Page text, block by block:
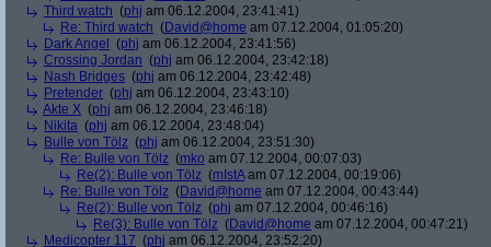
Third watch (phj am 06.12.2004, 23:41:41)
Re: Third watch (David@home am 07.12.2004, 01:05:20)
Dark Angel
(phj am 06.12.2004, 23:41:56)
Crossing Jordan (phj am 06.12.2004, 23:42:18)
Nash Bridges (phj am 06.12.2004, 23:42:48)
Pretender (phj am 06.12.2004, 23:43:10)
Akte X (phj am 06.12.2004, 23:46:18)
Nikita (phj am 06.12.2004, 23:48:04)
Bulle von Tölz (phj am 06.12.2004, 23:51:30)
Re: Bulle von Tölz (mko am 07.12.2004, 00:07:03)
Re(2): Bulle von Tölz (mIstAam 07.12.2004, 00:19:06)
Re: Bulle von Tölz (David@home am 07.12.2004, 00:43:44)
Re(2): Bulle von Tölz (phj am 07.12.2004, 00:46:16)
Re(3): Bulle von Tölz (David@home am 07.12.2004, 00:47:21)
Medicopter 117 (phj am 06.12.2004, 23:52:20)